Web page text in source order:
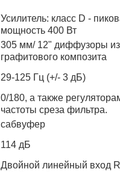
Усилитель: класс D -
мощность 400 Вт
305 мм/ 12" диффузоры из
графитового композита
29-125 Гц (+/- 3 дБ)
0/180, а также
частоты среза фильтра.
сабвуфер
114 дБ
Двойной линейный вход